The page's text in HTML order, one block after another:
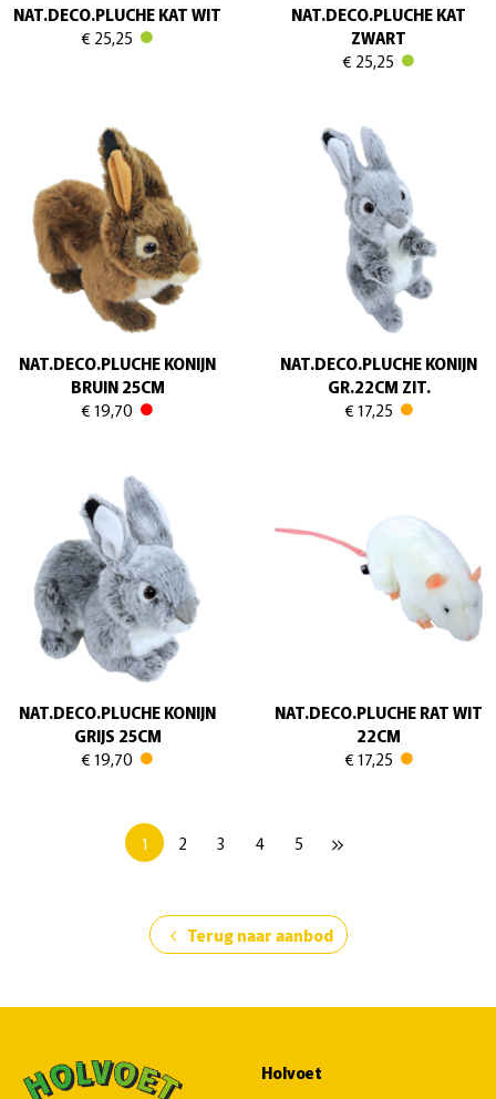
NAT.DECO.PLUCHE KAT WIT
€ 25,25
NAT.DECO.PLUCHE KAT
ZWART
€ 25,25
NAT.DECO.PLUCHE KONIJN
BRUIN 25CM
€ 19,70
NAT.DECO.PLUCHE KONIJN
GR.22CM ZIT.
€ 17,25
NAT.DECO.PLUCHE KONIJN
GRIJS 25CM
€ 19,70
NAT.DECO.PLUCHE RAT WIT
22CM
€ 17,25
1 2 3 4 5 keyboard_double_arrow_right
chevron_left Terug naar aanbod
Holvoet